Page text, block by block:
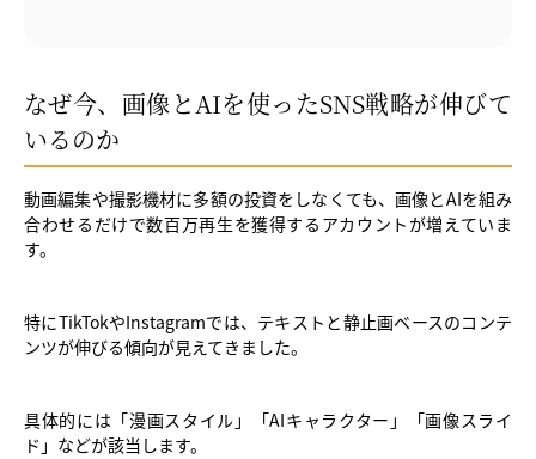
なぜ今、画像とAIを使ったSNS戦略が伸びて
いるのか
動画編集や撮影機材に多額の投資をしなくても、画像とAIを組み
合わせるだけで数百万再生を獲得するアカウントが増えていま
す。
特にTikTokやInstagramでは、テキストと静止画ベースのコンテ
ンツが伸びる傾向が見えてきました。
具体的には「漫画スタイル」「AIキャラクター」「画像スライ
ド」などが該当します。